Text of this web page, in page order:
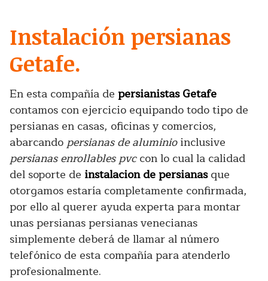
Instalación persianas
Getafe.
En esta compañía de persianistas Getafe
contamos con ejercicio equipando todo tipo de
persianas en casas, oficinas y comercios,
abarcando persianas de aluminioinclusive
persianas enrollables pvccon lo cual la calidad
del soporte de instalacion de persianasque
otorgamos estaría completamente confirmada,
por ello al querer ayuda experta para montar
unas persianas persianas venecianas
simplemente deberá de llamar al número
telefónico de esta compañía para atenderlo
profesionalmente.